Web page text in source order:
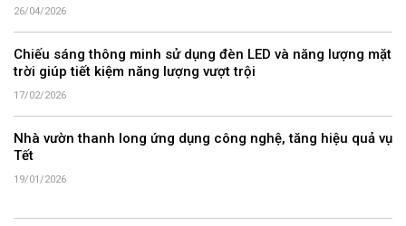
26/04/2026
Chiếu sáng thông minh sử dụng đèn LED và năng lượng mặt
trời giúp tiết kiệm năng lượng vượt trội
17/02/2026
Nhà vườn thanh long ứng dụng công nghệ, tăng hiệu quả vụ
Tết
19/01/2026